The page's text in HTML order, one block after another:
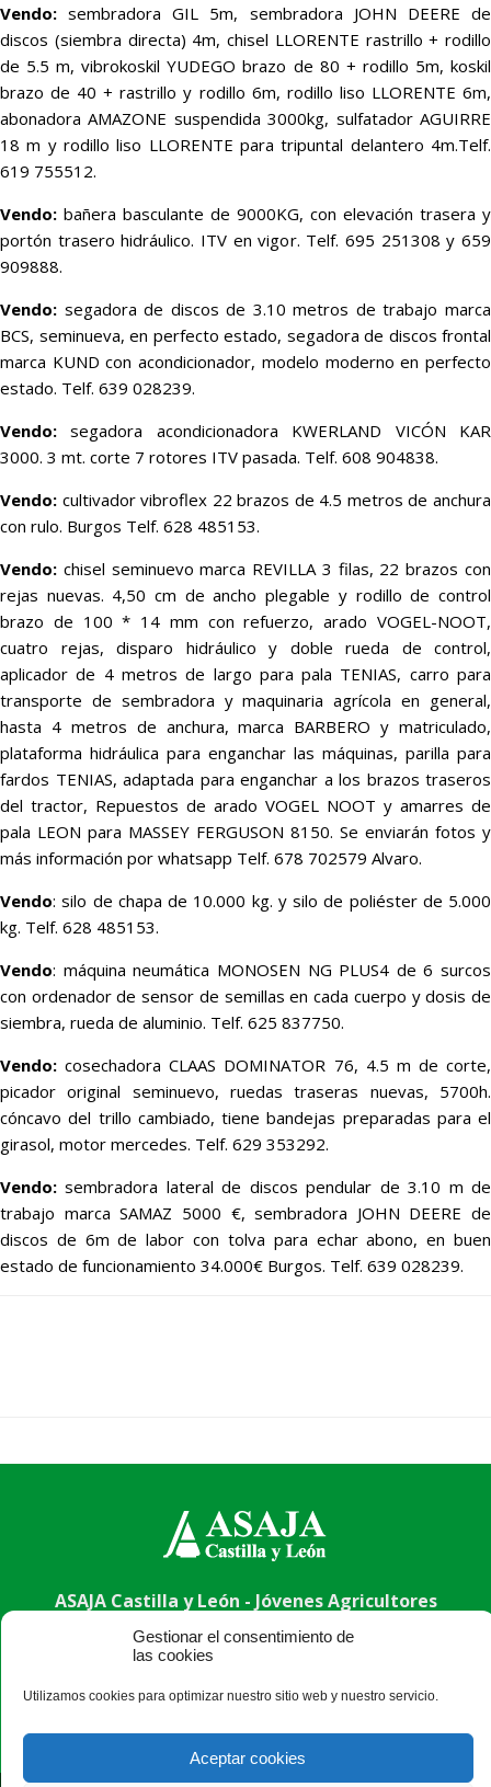
Gestionar el consentimiento de
las cookies
Utilizamos cookies para optimizar nuestro sitio web y nuestro servicio.
Aceptar cookies
Vendo: sembradora GIL 5m, sembradora JOHN DEERE de
discos (siembra directa) 4m, chisel LLORENTE rastrillo + rodillo
de 5.5 m, vibrokoskil YUDEGO brazo de 80 + rodillo 5m, koskil
brazo de 40 + rastrillo y rodillo 6m, rodillo liso LLORENTE 6m,
abonadora AMAZONE suspendida 3000kg, sulfatador AGUIRRE
18 m y rodillo liso LLORENTE para tripuntal delantero 4m.Telf.
619 755512.
Vendo: bañera basculante de 9000KG, con elevación trasera y
portón trasero hidráulico. ITV en vigor. Telf. 695 251308 y 659
909888.
Vendo: segadora de discos de 3.10 metros de trabajo marca
BCS, seminueva, en perfecto estado, segadora de discos frontal
marca KUND con acondicionador, modelo moderno en perfecto
estado. Telf. 639 028239.
Vendo: segadora acondicionadora KWERLAND VICÓN KAR
3000. 3 mt. corte 7 rotores ITV pasada. Telf. 608 904838.
Vendo: cultivador vibroflex 22 brazos de 4.5 metros de anchura
con rulo. Burgos Telf. 628 485153.
Vendo: chisel seminuevo marca REVILLA 3 filas, 22 brazos con
rejas nuevas. 4,50 cm de ancho plegable y rodillo de control
brazo de 100 * 14 mm con refuerzo, arado VOGEL-NOOT,
cuatro rejas, disparo hidráulico y doble rueda de control,
aplicador de 4 metros de largo para pala TENIAS, carro para
transporte de sembradora y maquinaria agrícola en general,
hasta 4 metros de anchura, marca BARBERO y matriculado,
plataforma hidráulica para enganchar las máquinas, parilla para
fardos TENIAS, adaptada para enganchar a los brazos traseros
del tractor, Repuestos de arado VOGEL NOOT y amarres de
pala LEON para MASSEY FERGUSON 8150. Se enviarán fotos y
más información por whatsapp Telf. 678 702579 Alvaro.
Vendo: silo de chapa de 10.000 kg. y silo de poliéster de 5.000
kg. Telf. 628 485153.
Vendo: máquina neumática MONOSEN NG PLUS4 de 6 surcos
con ordenador de sensor de semillas en cada cuerpo y dosis de
siembra, rueda de aluminio. Telf. 625 837750.
Vendo:cosechadora CLAAS DOMINATOR 76, 4.5 m de corte,
picador original seminuevo, ruedas traseras nuevas, 5700h.
cóncavo del trillo cambiado, tiene bandejas preparadas para el
girasol, motor mercedes. Telf. 629 353292.
Vendo: sembradora lateral de discos pendular de 3.10 m de
trabajo marca SAMAZ 5000 €, sembradora JOHN DEERE de
discos de 6m de labor con tolva para echar abono, en buen
estado de funcionamiento 34.000€ Burgos. Telf. 639 028239.
ASAJA Castilla y León - Jóvenes Agricultores
Calle Monasterio de Santa Isabel, nº 6 (bajo). CP 47015
Valladolid - España · Tel.: +34 983 472 350 ·